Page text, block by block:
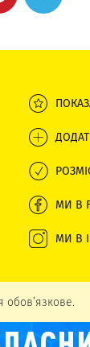
МИ В
МИ В
обов’язкове.